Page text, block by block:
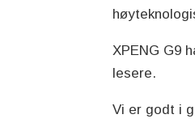
XPENG G9
lesere.
Vi er godt i